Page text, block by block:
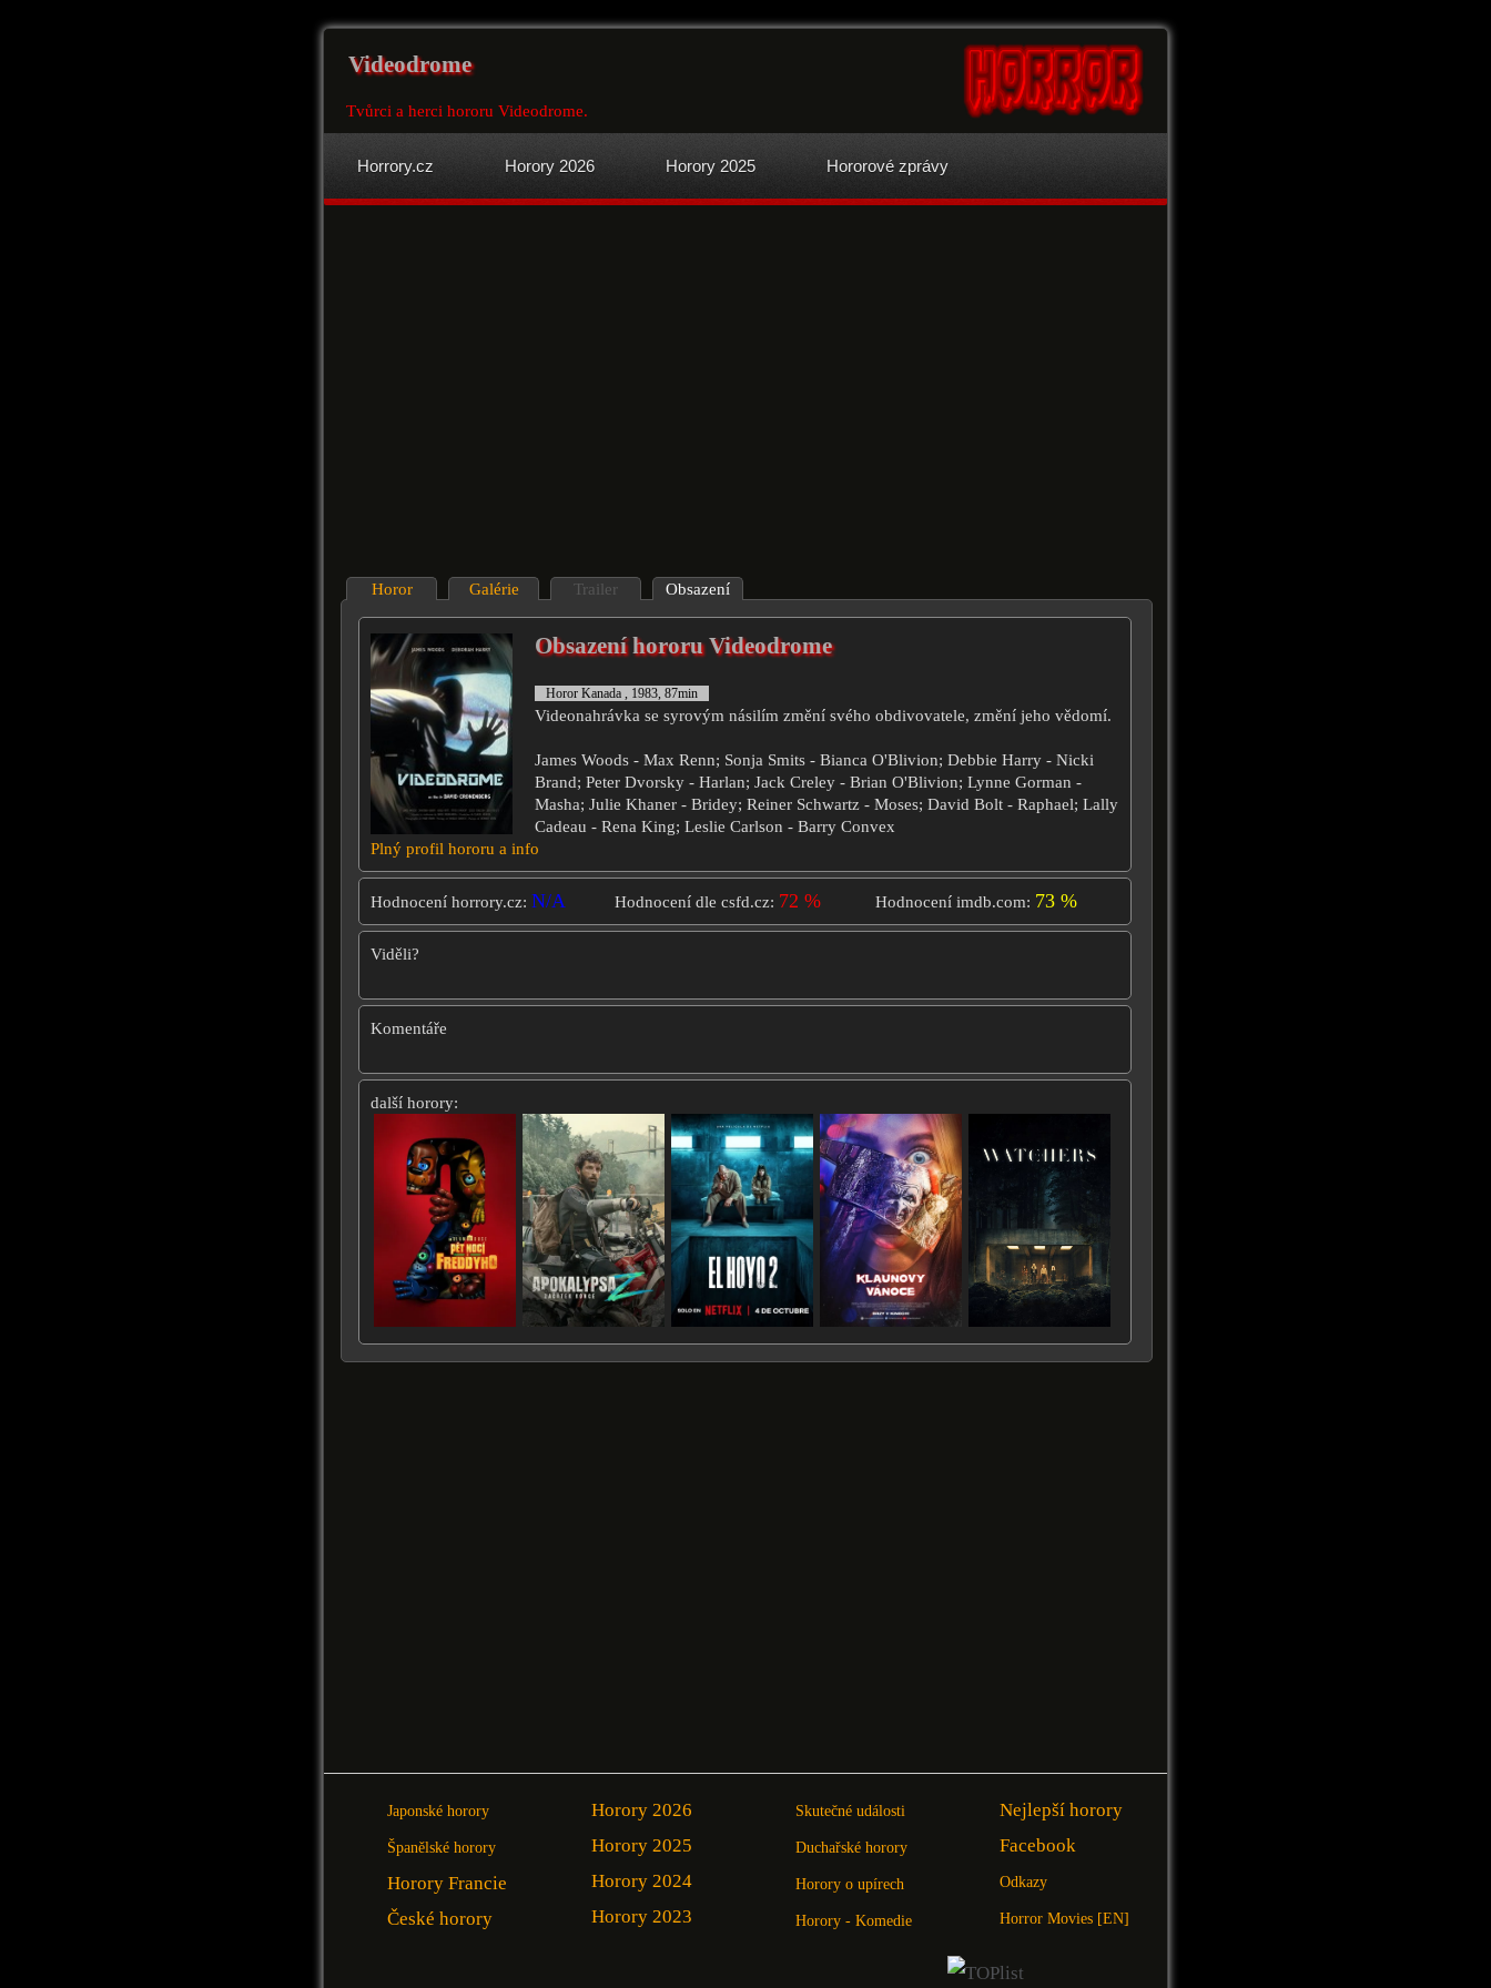
Videodrome
Tvůrci a herci hororu Videodrome.
Horrory.cz Horory 2026 Horory 2025 Hororové zprávy
Horor Galérie Trailer Obsazení
Obsazení hororu Videodrome
Horor Kanada , 1983, 87min
Videonahrávka se syrovým násilím změní svého obdivovatele, změní jeho vědomí.
James Woods - Max Renn; Sonja Smits - Bianca O'Blivion; Debbie Harry - Nicki
Brand; Peter Dvorsky - Harlan; Jack Creley - Brian O'Blivion; Lynne Gorman -
Masha; Julie Khaner - Bridey; Reiner Schwartz - Moses; David Bolt - Raphael; Lally
Cadeau - Rena King; Leslie Carlson - Barry Convex
Plný profil hororu a info
Hodnocení horrory.cz: N/A Hodnocení dle csfd.cz: 72 % Hodnocení imdb.com: 73 %
Viděli?
Komentáře
další horory:
Japonské horory
Španělské horory
Horory Francie
České horory
Horory 2026
Horory 2025
Horory 2024
Horory 2023
Skutečné události
Duchařské horory
Horory o upírech
Horory - Komedie
Nejlepší horory
Facebook
Odkazy
Horror Movies [EN]